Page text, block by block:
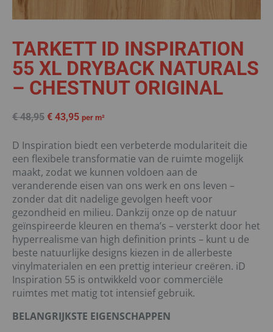
TARKETT ID INSPIRATION
55 XL DRYBACK NATURALS
– CHESTNUT ORIGINAL
€48,95 € 43,95 per m²
D Inspiration biedt een verbeterde modulariteit die
een flexibele transformatie van de ruimte mogelijk
maakt, zodat we kunnen voldoen aan de
veranderende eisen van ons werk en ons leven –
zonder dat dit nadelige gevolgen heeft voor
gezondheid en milieu. Dankzij onze op de natuur
geïnspireerde kleuren en thema’s – versterkt door het
hyperrealisme van high definition prints – kunt u de
beste natuurlijke designs kiezen in de allerbeste
vinylmaterialen en een prettig interieur creëren. iD
Inspiration 55 is ontwikkeld voor commerciële
ruimtes met matig tot intensief gebruik.
BELANGRIJKSTE EIGENSCHAPPEN